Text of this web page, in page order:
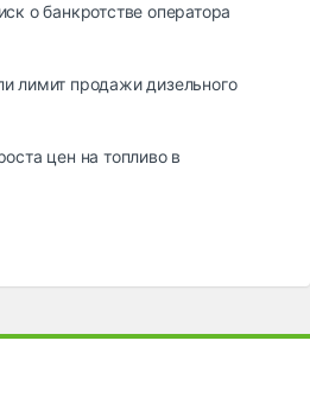
о банкротстве оператора
лимит продажи дизельного
цен на топливо в